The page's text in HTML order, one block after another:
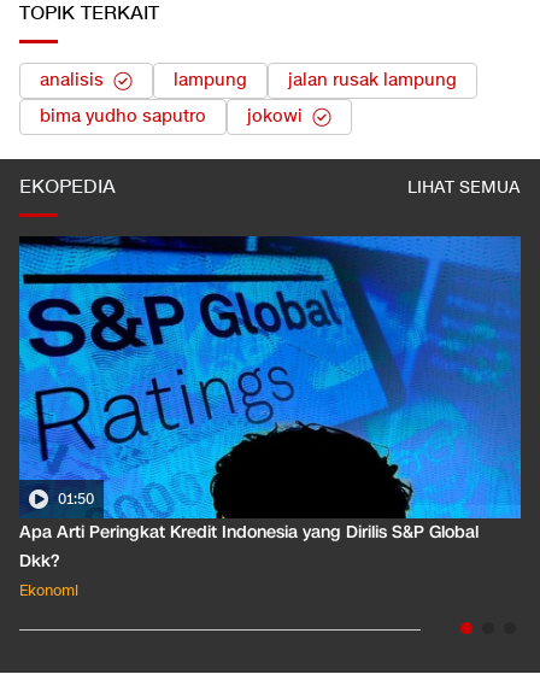
TOPIK TERKAIT
analisis lampung
jalan rusak lampung
bima yudho saputro
jokowi
EKOPEDIA LIHAT SEMUA
01:50
Apa Arti Peringkat Kredit Indonesia yang Dirilis S&P Global
Dkk?
Ekonomi